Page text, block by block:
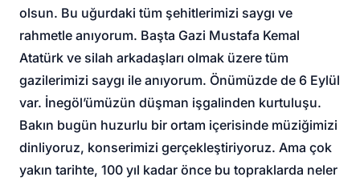
olsun. Bu uğurdaki tüm şehitlerimizi saygı ve
rahmetle anıyorum. Başta Gazi Mustafa Kemal
Atatürk ve silah arkadaşları olmak üzere tüm
gazilerimizi saygı ile anıyorum. Önümüzde de 6 Eylül
var. İnegöl’ümüzün düşman işgalinden kurtuluşu.
Bakın bugün huzurlu bir ortam içerisinde müziğimizi
dinliyoruz, konserimizi gerçekleştiriyoruz. Ama çok
yakın tarihte, 100 yıl kadar önce bu topraklarda neler